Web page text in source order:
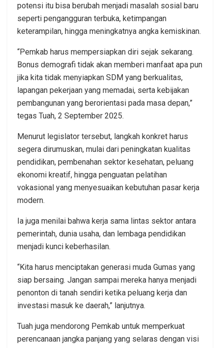
potensi itu bisa berubah menjadi masalah sosial baru
seperti pengangguran terbuka, ketimpangan
keterampilan, hingga meningkatnya angka kemiskinan.
“Pemkab harus mempersiapkan diri sejak sekarang.
Bonus demografi tidak akan memberi manfaat apa pun
jika kita tidak menyiapkan SDM yang berkualitas,
lapangan pekerjaan yang memadai, serta kebijakan
pembangunan yang berorientasi pada masa depan,”
tegas Tuah, 2 September 2025.
Menurut legislator tersebut, langkah konkret harus
segera dirumuskan, mulai dari peningkatan kualitas
pendidikan, pembenahan sektor kesehatan, peluang
ekonomi kreatif, hingga penguatan pelatihan
vokasional yang menyesuaikan kebutuhan pasar kerja
modern.
Ia juga menilai bahwa kerja sama lintas sektor antara
pemerintah, dunia usaha, dan lembaga pendidikan
menjadi kunci keberhasilan.
“Kita harus menciptakan generasi muda Gumas yang
siap bersaing. Jangan sampai mereka hanya menjadi
penonton di tanah sendiri ketika peluang kerja dan
investasi masuk ke daerah,” lanjutnya.
Tuah juga mendorong Pemkab untuk memperkuat
perencanaan jangka panjang yang selaras dengan visi